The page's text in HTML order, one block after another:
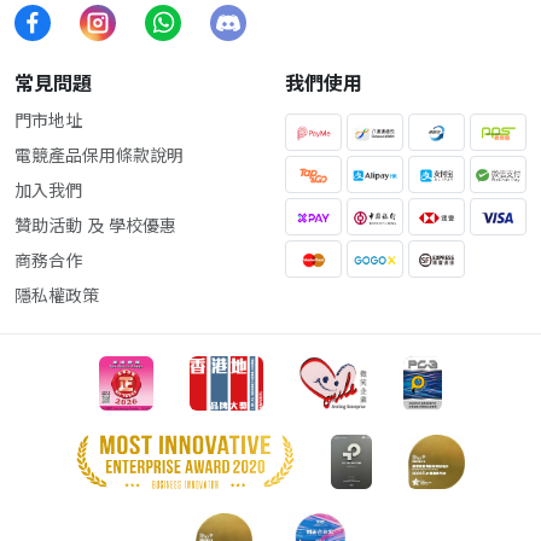
常見問題
門市地址
電競產品保用條款說明
加入我們
贊助活動 及 學校優惠
商務合作
隱私權政策
我們使用